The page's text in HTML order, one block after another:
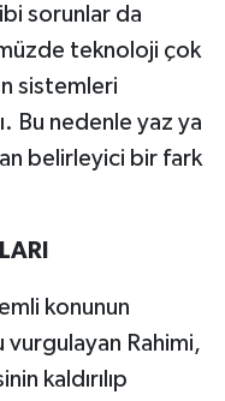
sorunlar da
teknoloji çok
sistemleri
Bu nedenle yaz ya
belirleyici bir fark
konunun
Rahimi,
kaldırılıp